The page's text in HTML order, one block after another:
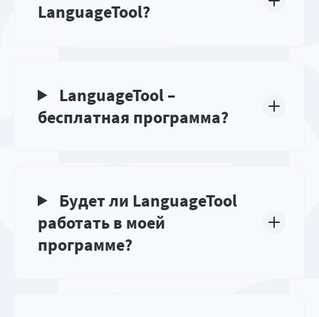
LanguageTool?
LanguageTool –
бесплатная программа?
Будет ли LanguageTool
работать в моей
программе?